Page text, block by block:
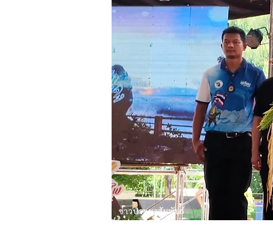
ข่าวประชาสัมพันธ์